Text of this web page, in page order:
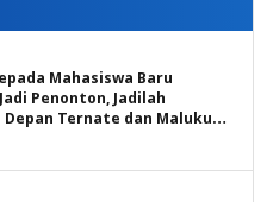
Mahasiswa Baru
Penonton, Jadilah
Depan Ternate dan Maluku